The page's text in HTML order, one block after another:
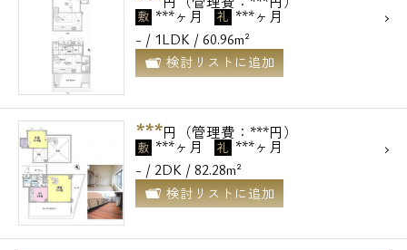
敷 ***ヶ月 礼 ***ヶ月
- / 1LDK / 60.96m²
検討リストに追加
***円（管理費：***円）
敷 ***ヶ月 礼 ***ヶ月
- / 2DK / 82.28m²
検討リストに追加